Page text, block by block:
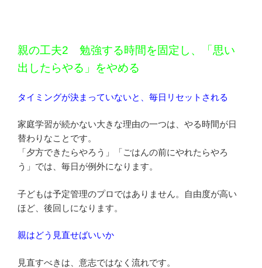
親の工夫2 勉強する時間を固定し、「思い
出したらやる」をやめる
タイミングが決まっていないと、毎日リセットされる
家庭学習が続かない大きな理由の一つは、やる時間が日
替わりなことです。
「夕方できたらやろう」「ごはんの前にやれたらやろ
う」では、毎日が例外になります。
子どもは予定管理のプロではありません。自由度が高い
ほど、後回しになります。
親はどう見直せばいいか
見直すべきは、意志ではなく流れです。